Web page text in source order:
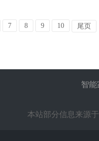
7 8 9 10 尾页
智能
本站部分信息来源